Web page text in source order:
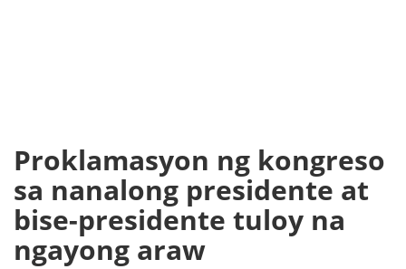
Proklamasyon ng kongreso
sa nanalong presidente at
bise-presidente tuloy na
ngayong araw